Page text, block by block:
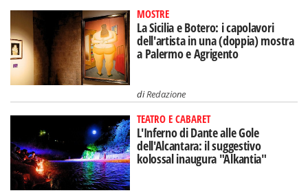
MOSTRE
La Sicilia e Botero: i capolavori
dell'artista in una (doppia) mostra
a Palermo e Agrigento
diRedazione
TEATRO E CABARET
L'Inferno di Dante alle Gole
dell'Alcantara: il suggestivo
kolossal inaugura "Alkantia"